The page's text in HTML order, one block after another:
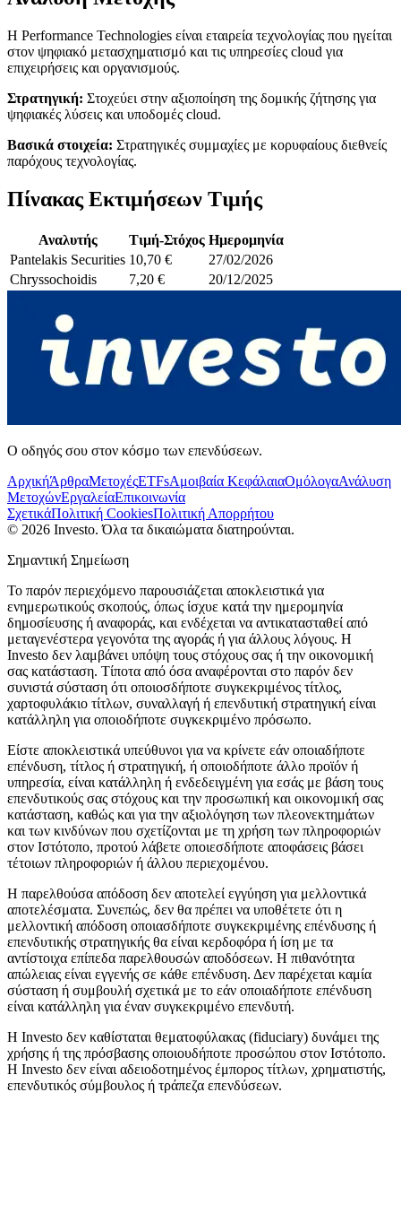
Η Performance Technologies είναι εταιρεία τεχνολογίας που ηγείται
στον ψηφιακό μετασχηματισμό και τις υπηρεσίες cloud για
επιχειρήσεις και οργανισμούς.
Στρατηγική: Στοχεύει στην αξιοποίηση της δομικής ζήτησης για
ψηφιακές λύσεις και υποδομές cloud.
Βασικά στοιχεία: Στρατηγικές συμμαχίες με κορυφαίους διεθνείς
παρόχους τεχνολογίας.
Πίνακας Εκτιμήσεων Τιμής
Αναλυτής Τιμή-Στόχος Ημερομηνία
Pantelakis Securities 10,70 €
27/02/2026
Chryssochoidis
7,20 € 20/12/2025
Ο οδηγός σου στον κόσμο των επενδύσεων.
ΑρχικήΆρθραΜετοχέςETFsΑμοιβαία ΚεφάλαιαΟμόλογαΑνάλυση
ΜετοχώνΕργαλείαΕπικοινωνία
ΣχετικάΠολιτική CookiesΠολιτική Απορρήτου
© 2026 Investo. Όλα τα δικαιώματα διατηρούνται.
Σημαντική Σημείωση
Το παρόν περιεχόμενο παρουσιάζεται αποκλειστικά για
ενημερωτικούς σκοπούς, όπως ίσχυε κατά την ημερομηνία
δημοσίευσης ή αναφοράς, και ενδέχεται να αντικατασταθεί από
μεταγενέστερα γεγονότα της αγοράς ή για άλλους λόγους. Η
Investo δεν λαμβάνει υπόψη τους στόχους σας ή την οικονομική
σας κατάσταση. Τίποτα από όσα αναφέρονται στο παρόν δεν
συνιστά σύσταση ότι οποιοσδήποτε συγκεκριμένος τίτλος,
χαρτοφυλάκιο τίτλων, συναλλαγή ή επενδυτική στρατηγική είναι
κατάλληλη για οποιοδήποτε συγκεκριμένο πρόσωπο.
Είστε αποκλειστικά υπεύθυνοι για να κρίνετε εάν οποιαδήποτε
επένδυση, τίτλος ή στρατηγική, ή οποιοδήποτε άλλο προϊόν ή
υπηρεσία, είναι κατάλληλη ή ενδεδειγμένη για εσάς με βάση τους
επενδυτικούς σας στόχους και την προσωπική και οικονομική σας
κατάσταση, καθώς και για την αξιολόγηση των πλεονεκτημάτων
και των κινδύνων που σχετίζονται με τη χρήση των πληροφοριών
στον Ιστότοπο, προτού λάβετε οποιεσδήποτε αποφάσεις βάσει
τέτοιων πληροφοριών ή άλλου περιεχομένου.
Η παρελθούσα απόδοση δεν αποτελεί εγγύηση για μελλοντικά
αποτελέσματα. Συνεπώς, δεν θα πρέπει να υποθέτετε ότι η
μελλοντική απόδοση οποιασδήποτε συγκεκριμένης επένδυσης ή
επενδυτικής στρατηγικής θα είναι κερδοφόρα ή ίση με τα
αντίστοιχα επίπεδα παρελθουσών αποδόσεων. Η πιθανότητα
απώλειας είναι εγγενής σε κάθε επένδυση. Δεν παρέχεται καμία
σύσταση ή συμβουλή σχετικά με το εάν οποιαδήποτε επένδυση
είναι κατάλληλη για έναν συγκεκριμένο επενδυτή.
Η Investo δεν καθίσταται θεματοφύλακας (fiduciary) δυνάμει της
χρήσης ή της πρόσβασης οποιουδήποτε προσώπου στον Ιστότοπο.
Η Investo δεν είναι αδειοδοτημένος έμπορος τίτλων, χρηματιστής,
επενδυτικός σύμβουλος ή τράπεζα επενδύσεων.